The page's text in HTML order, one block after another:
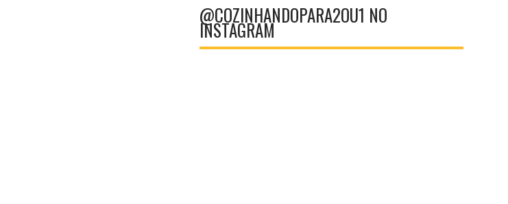
@COZINHANDOPARA2OU1 NO
INSTAGRAM